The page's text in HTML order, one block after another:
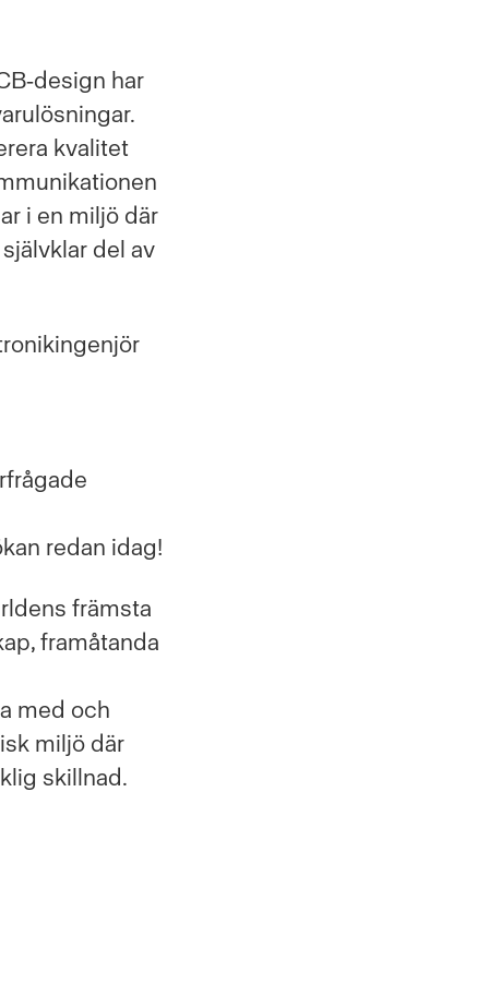
har
kvalitet
i en miljö där
del av
redan idag!
främsta
framåtanda
med och
miljö där
skillnad.